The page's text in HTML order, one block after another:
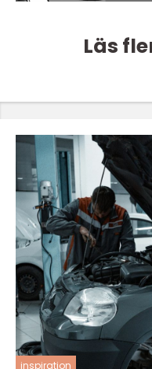
Läs
inspiration